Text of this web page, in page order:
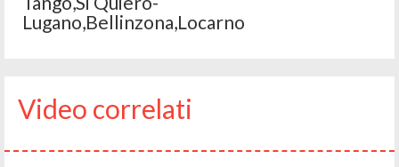
Lugano,Bellinzona,Locarno
Video correlati